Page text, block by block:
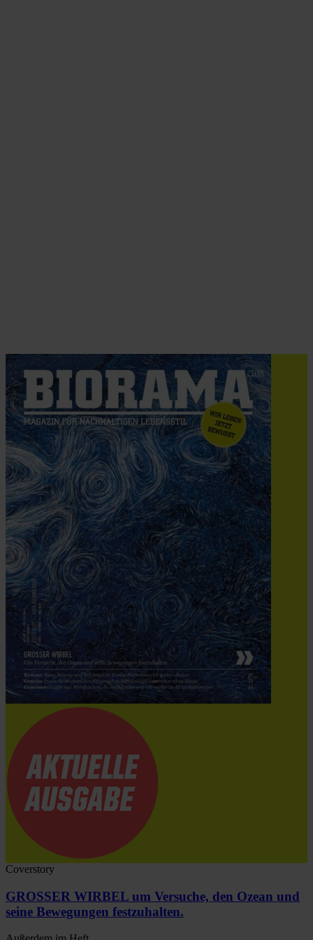
Coverstory
GROSSER WIRBEL um Versuche, den Ozean und
seine Bewegungen festzuhalten.